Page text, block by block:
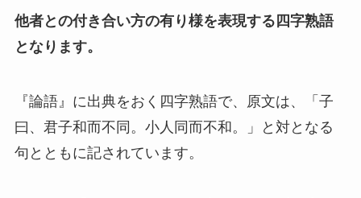
他者との付き合い方の有り様を表現する四字熟語
となります。
『論語』に出典をおく四字熟語で、原文は、「子
曰、君子和而不同。小人同而不和。」と対となる
句とともに記されています。